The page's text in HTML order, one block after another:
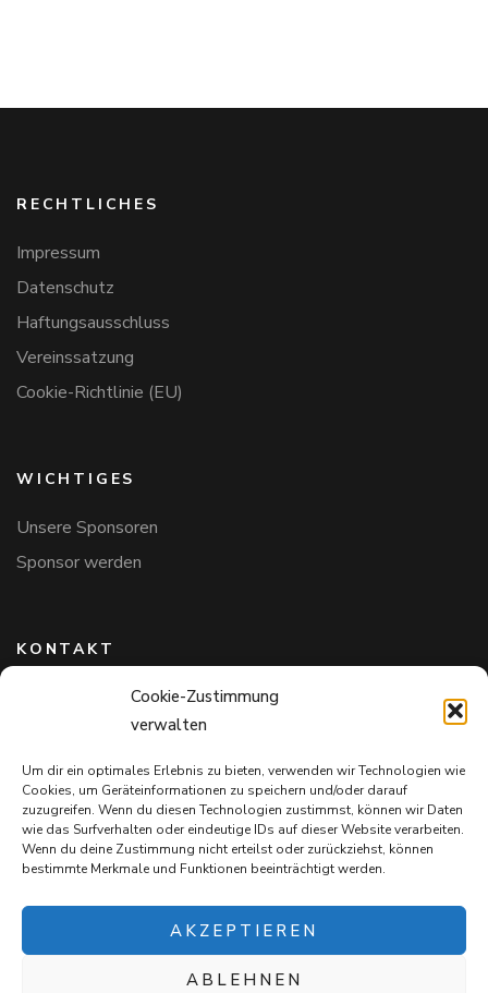
Cookie-Zustimmung
verwalten
Um dir ein optimales Erlebnis zu bieten, verwenden wir Technologien wie
Cookies, um Geräteinformationen zu speichern und/oder darauf
zuzugreifen. Wenn du diesen Technologien zustimmst, können wir Daten
wie das Surfverhalten oder eindeutige IDs auf dieser Website verarbeiten.
Wenn du deine Zustimmung nicht erteilst oder zurückziehst, können
bestimmte Merkmale und Funktionen beeinträchtigt werden.
AKZEPTIEREN
ABLEHNEN
RECHTLICHES
Impressum
Datenschutz
Haftungsausschluss
Vereinssatzung
Cookie-Richtlinie (EU)
WICHTIGES
Unsere Sponsoren
Sponsor werden
KONTAKT
Hundefreunde in Bayern e.V.
Markus Willi Ebert
97711 Maßbach
+49 172 85 64 937
Hundefreundeinbayern@web.de